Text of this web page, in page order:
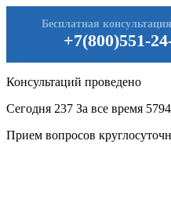
+7(800)551-
Бесплатная
Консультаций проведено
Сегодня 237 За все время
Прием вопросов